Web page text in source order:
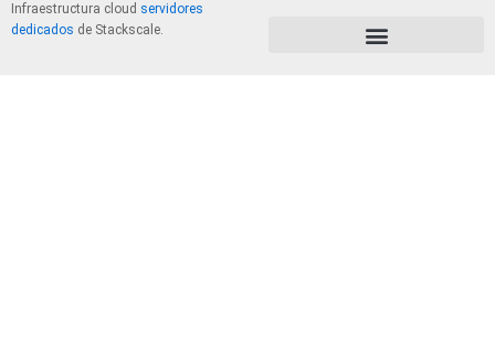
Infraestructura cloud servidores
dedicados de Stackscale.